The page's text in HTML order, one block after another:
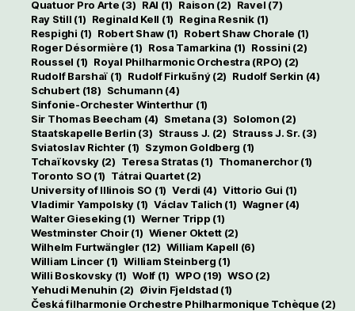
Quatuor Pro Arte (3) RAI (1) Raison (2) Ravel (7)
Ray Still (1) Reginald Kell (1) Regina Resnik(1)
Respighi (1) Robert Shaw(1) Robert Shaw Chorale (1)
Roger Désormière (1) Rosa Tamarkina (1) Rossini (2)
Roussel (1) Royal Philharmonic Orchestra (RPO) (2)
Rudolf Barshaï (1) Rudolf Firkušný(2) Rudolf Serkin (4)
Schubert(18) Schumann (4)
Sinfonie-Orchester Winterthur (1)
Sir Thomas Beecham (4) Smetana (3) Solomon (2)
Staatskapelle Berlin (3) Strauss J. (2) Strauss J. Sr. (3)
Sviatoslav Richter (1) Szymon Goldberg (1)
Tchaïkovsky(2) Teresa Stratas (1) Thomanerchor(1)
Toronto SO (1) Tátrai Quartet(2)
University of Illinois SO (1) Verdi (4) Vittorio Gui (1)
Vladimir Yampolsky (1) Václav Talich (1) Wagner(4)
Walter Gieseking (1) Werner Tripp (1)
Westminster Choir(1) Wiener Oktett (2)
Wilhelm Furtwängler(12) William Kapell (6)
William Lincer (1) William Steinberg (1)
Willi Boskovsky(1) Wolf(1) WPO (19) WSO (2)
Yehudi Menuhin (2) Øivin Fjeldstad (1)
Česká filharmonie Orchestre Philharmonique Tchèque (2)